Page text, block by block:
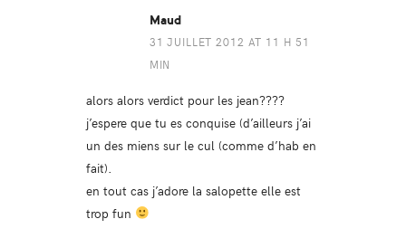
Maud
31 JUILLET 2012 AT 11 H 51
MIN
alors alors verdict pour les jean????
j’espere que tu es conquise (d’ailleurs j’ai
un des miens sur le cul (comme d’hab en
fait).
en tout cas j’adore la salopette elle est
trop fun